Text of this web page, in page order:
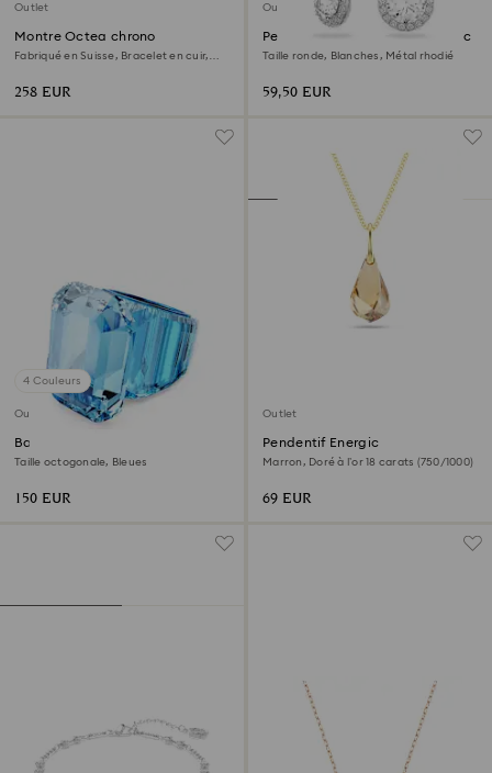
Outlet
Montre Octea chrono
Fabriqué en Suisse, Bracelet en cuir,
258 EUR
Outlet
Pendants d'oreilles Una Angelic
Taille ronde, Blanches, Métal rhodié
59,50 EUR
4 Couleurs
Outlet
Bague cocktail Lucent
Taille octogonale, Bleues
150 EUR
Outlet
Pendentif Energic
Marron, Doré à l’or 18 carats (750/1000)
69 EUR